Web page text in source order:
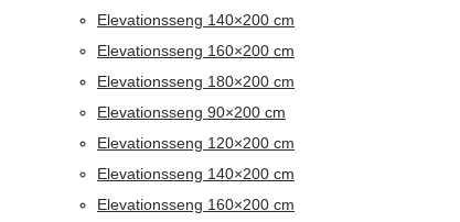
Elevationsseng 140×200 cm
Elevationsseng 160×200 cm
Elevationsseng 180×200 cm
Elevationsseng 90×200 cm
Elevationsseng 120×200 cm
Elevationsseng 140×200 cm
Elevationsseng 160×200 cm